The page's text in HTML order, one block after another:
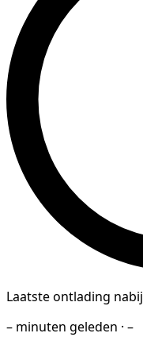
Laatste ontlading nabij
– minuten geleden · –